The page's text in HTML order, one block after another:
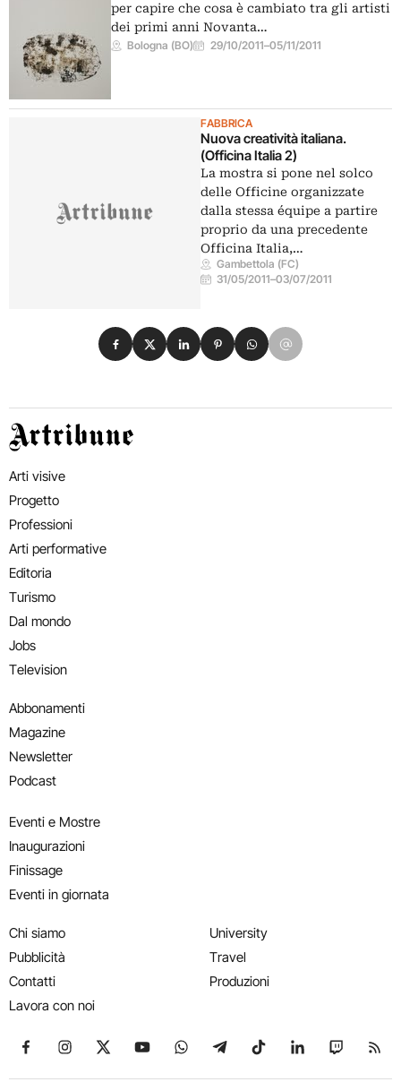
per capire che cosa è cambiato tra gli artisti
dei primi anni Novanta…
Bologna (BO) 29/10/2011–05/11/2011
FABBRICA
Nuova creatività italiana.
(Officina Italia 2)
La mostra si pone nel solco
delle Officine organizzate
dalla stessa équipe a partire
proprio da una precedente
Officina Italia,…
Gambettola (FC)
31/05/2011–03/07/2011
Condividi su Facebook
Condividi su X
Condividi su LinkedIn
Condividi su Pinterest
Condividi su WhatsApp
Condividi su Email
Artribune
Arti visive
Progetto
Professioni
Arti performative
Editoria
Turismo
Dal mondo
Jobs
Television
Abbonamenti
Magazine
Newsletter
Podcast
Eventi e Mostre
Inaugurazioni
Finissage
Eventi in giornata
Chi siamo
Pubblicità
Contatti
Lavora con noi
University
Travel
Produzioni
Seguici su Facebook
Seguici su Instagram
Seguici su X
Seguici su YouTube
Seguici su WhatsApp
Seguici su Telegram
Seguici su TikTok
Seguici su
Seguici